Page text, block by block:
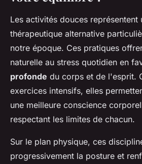
Les activités douces représentent
thérapeutique alternative
notre époque. Ces pratiques
naturelle au stress quotidien en
profonde du corps et de l'esprit.
exercices intensifs, elles
une meilleure conscience
respectant les limites de chacun.
Sur le plan physique, ces
progressivement la posture et